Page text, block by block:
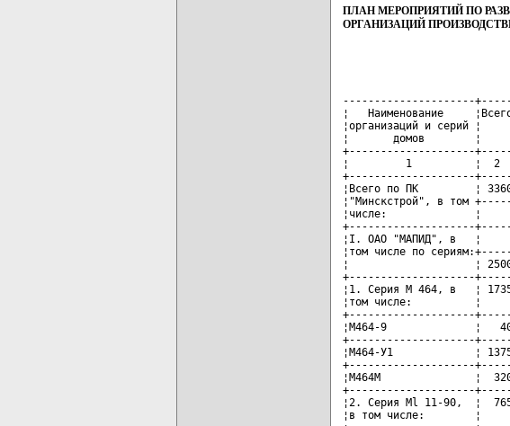
ПЛАН МЕРОПРИЯТИЙ ПО
ОРГАНИЗАЦИЙ
---------------------
¦   Наименование
¦организаций и
¦       домов        ¦
+--------------------
¦         1          ¦  2
+--------------------
¦Всего по ПК         ¦
¦"Минскстрой", в том
¦числе:              ¦
+--------------------
¦I. ОАО "МАПИД", в
¦том числе по
¦                    ¦ 2500¦
+--------------------
¦1. Серия М 464, в   ¦
¦том числе:
+--------------------
¦М464-9              ¦
+--------------------
¦М464-У1             ¦
+--------------------
¦М464М               ¦
+--------------------
¦2. Серия Ml 11-90,  ¦
¦в том числе: